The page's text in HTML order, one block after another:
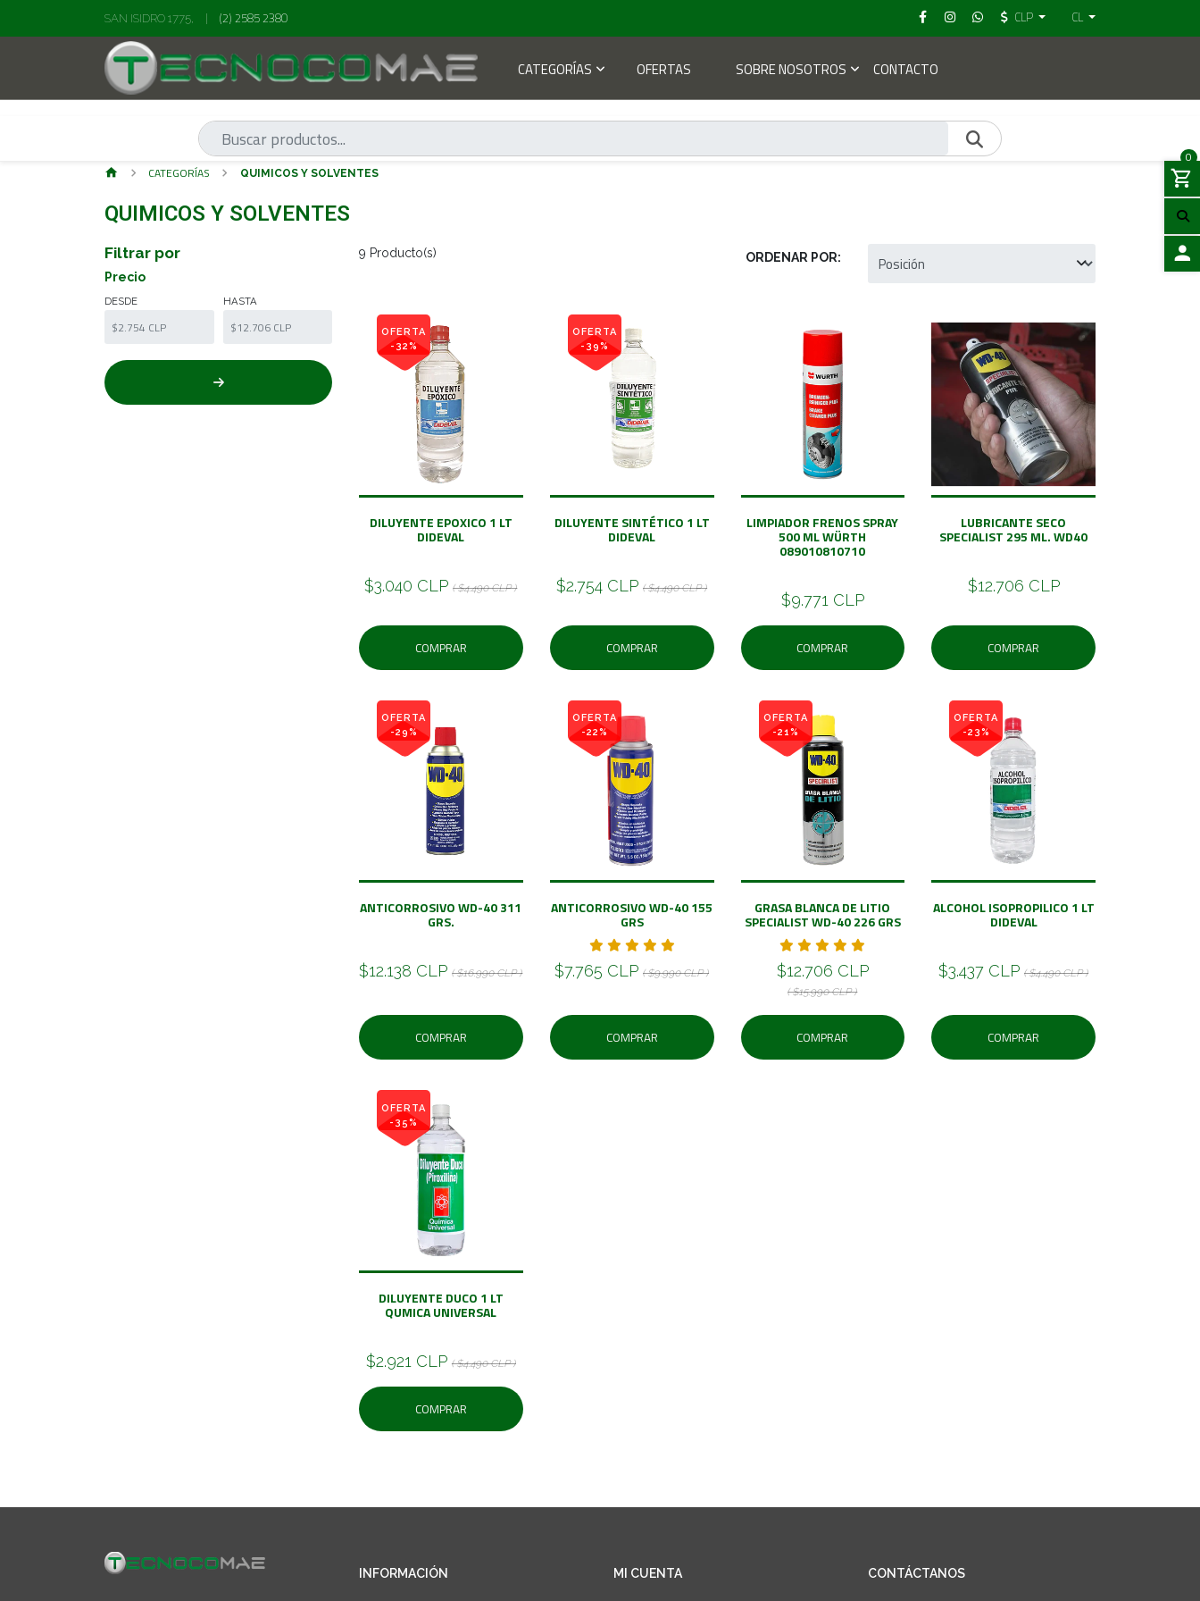
SAN ISIDRO 1775, (2) 2585 2380 CLP CL
CATEGORÍAS OFERTAS SOBRE NOSOTROS CONTACTO
0
CATEGORÍAS QUIMICOS Y SOLVENTES
QUIMICOS Y SOLVENTES
Filtrar por
Precio
DESDE HASTA
9 Producto(s) ORDENAR POR:
OFERTA
-32%
DILUYENTE EPOXICO 1 LT
DIDEVAL
$3.040 CLP ( $4.490 CLP )
COMPRAR
OFERTA
-39%
DILUYENTE SINTÉTICO 1 LT
DIDEVAL
$2.754 CLP ( $4.490 CLP )
COMPRAR
LIMPIADOR FRENOS SPRAY
500 ML WÜRTH
089010810710
$9.771 CLP
COMPRAR
LUBRICANTE SECO
SPECIALIST 295 ML. WD40
$12.706 CLP
COMPRAR
OFERTA
-29%
ANTICORROSIVO WD-40 311
GRS.
$12.138 CLP ( $16.990 CLP )
COMPRAR
OFERTA
-22%
ANTICORROSIVO WD-40 155
GRS
$7.765 CLP ( $9.990 CLP )
COMPRAR
OFERTA
-21%
GRASA BLANCA DE LITIO
SPECIALIST WD-40 226 GRS
$12.706 CLP
( $15.990 CLP )
COMPRAR
OFERTA
-23%
ALCOHOL ISOPROPILICO 1 LT
DIDEVAL
$3.437 CLP ( $4.490 CLP )
COMPRAR
OFERTA
-35%
DILUYENTE DUCO 1 LT
QUMICA UNIVERSAL
$2.921 CLP ( $4.490 CLP )
COMPRAR
INFORMACIÓN MI CUENTA CONTÁCTANOS